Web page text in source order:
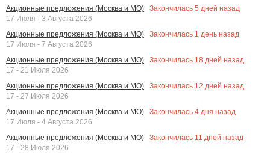
Акционные предложения (Москва и МО)
Закончилась 5 дней назад
17 Июля - 3 Августа 2026
Акционные предложения (Москва и МО)
Закончилась 1 день назад
17 Июля - 7 Августа 2026
Акционные предложения (Москва и МО)
Закончилась 18 дней назад
17 - 21 Июля 2026
Акционные предложения (Москва и МО)
Закончилась 12 дней назад
17 - 27 Июля 2026
Акционные предложения (Москва и МО)
Закончилась 4 дня назад
17 Июля - 4 Августа 2026
Акционные предложения (Москва и МО)
Закончилась 11 дней назад
17 - 28 Июля 2026